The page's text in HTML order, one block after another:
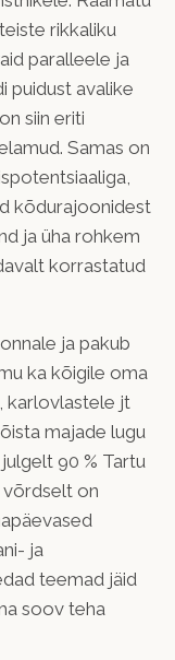
rikkaliku
paralleele ja
puidust avalike
siin eriti
Samas on
kõdurajoonidest
ja üha rohkem
korrastatud
ja pakub
ka kõigile oma
karlovlastele jt
majade lugu
90 % Tartu
võrdselt on
ja
teemad jäid
soov teha